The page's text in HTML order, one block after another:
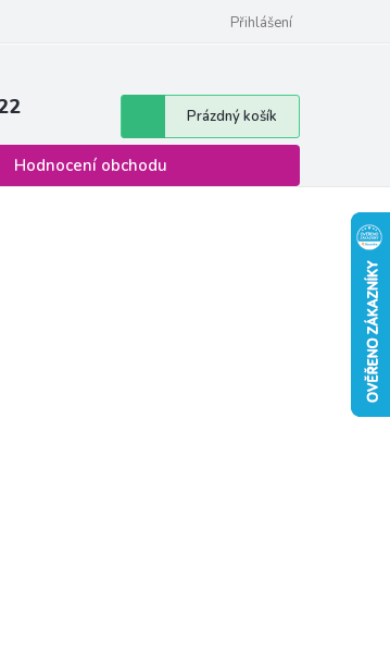
Formulář pro odstoupení od smlouvy
Přihlášení
Nákupní
košík
Prázdný košík
Hodnocení obchodu